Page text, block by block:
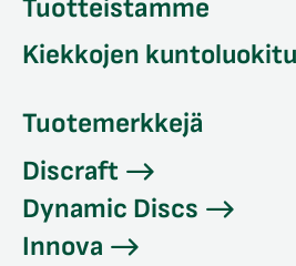
Tuotteistamme
Kiekkojen
Tuotemerkkejä
Discraft
Dynamic Discs
Innova